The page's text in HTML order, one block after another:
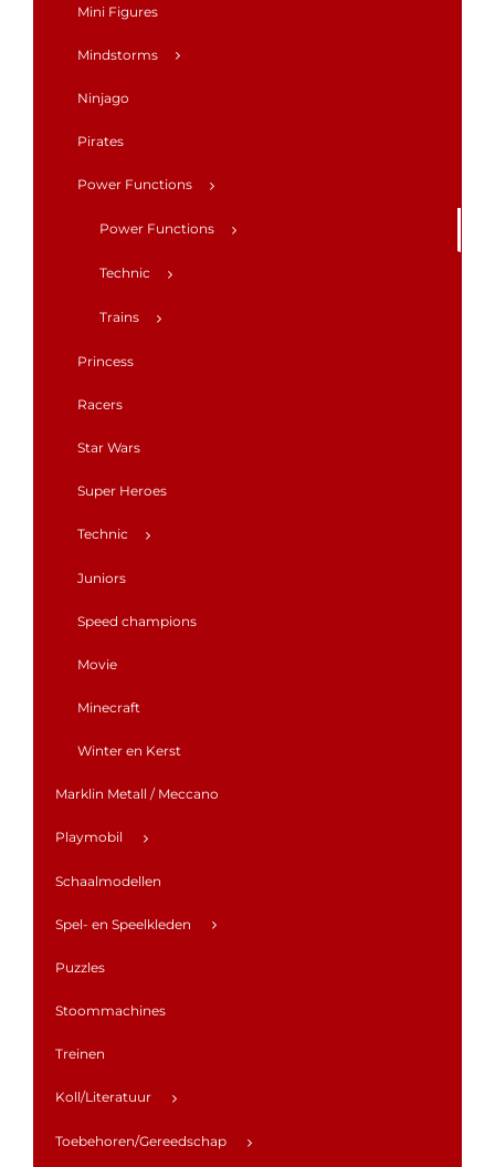
Mini Figures
Mindstorms
Ninjago
Pirates
Power Functions
Power Functions
Technic
Trains
Princess
Racers
Star Wars
Super Heroes
Technic
Juniors
Speed champions
Movie
Minecraft
Winter en Kerst
Marklin Metall / Meccano
Playmobil
Schaalmodellen
Spel- en Speelkleden
Puzzles
Stoommachines
Treinen
Koll/Literatuur
Toebehoren/Gereedschap